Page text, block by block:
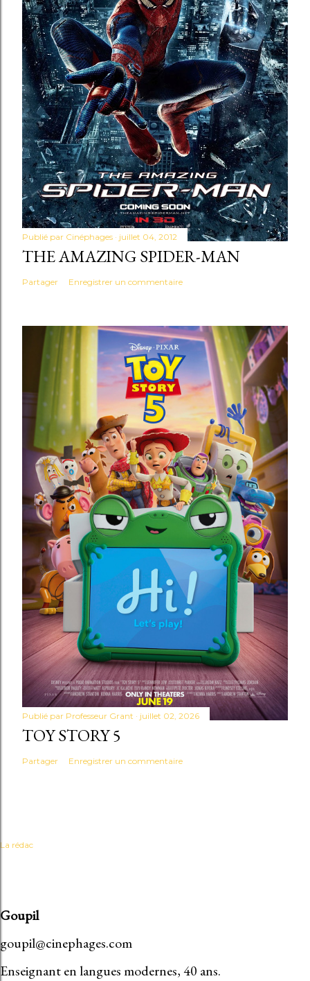
Publié par Cinéphages juillet 04, 2012
THE AMAZING SPIDER-MAN
Partager Enregistrer un commentaire
Publié par Professeur Grant juillet 02, 2026
TOY STORY 5
Partager Enregistrer un commentaire
La rédac
Goupil
goupil@cinephages.com
Enseignant en langues modernes, 40 ans.